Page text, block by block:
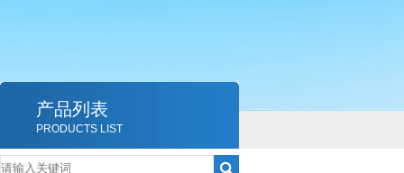
产品列表
PRODUCTS LIST